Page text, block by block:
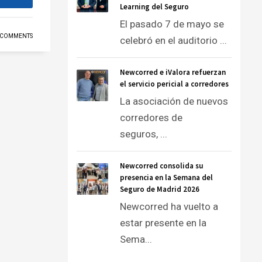
Learning del Seguro
El pasado 7 de mayo se
celebró en el auditorio ...
Newcorred e iValora refuerzan
el servicio pericial a corredores
La asociación de nuevos
corredores de
seguros, ...
Newcorred consolida su
presencia en la Semana del
Seguro de Madrid 2026
Newcorred ha vuelto a
estar presente en la
Sema...